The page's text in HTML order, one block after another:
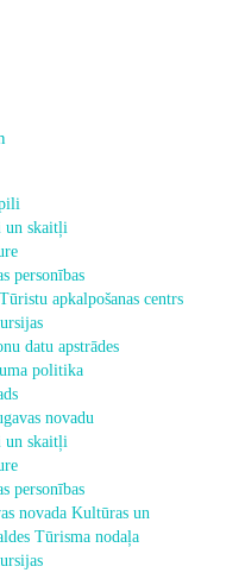
un skaitļi
personības
apkalpošanas centrs
datu apstrādes
politika
novadu
un skaitļi
personības
novada Kultūras un
Tūrisma nodaļa